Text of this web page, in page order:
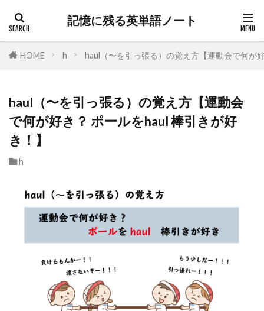
記憶に残る英単語ノート
HOME h haul（〜を引っ張る）の覚え方【運動会で何が
haul（〜を引っ張る）の覚え方【運動会
で何が好き？ ポールをhaul 棒引きが好
き！】
h